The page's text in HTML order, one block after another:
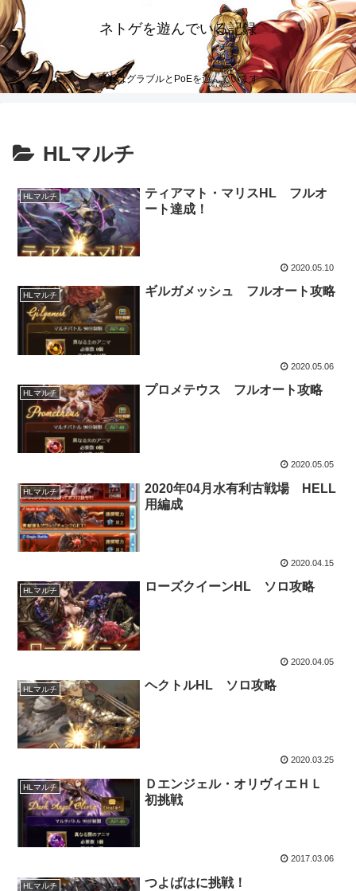
ネトゲを遊んでいる記録
最近はグラブルとPoEを遊んでいます
HLマルチ
HLマルチ
ティアマト・マリスHL フルオ
ート達成！
2020.05.10
HLマルチ ギルガメッシュ フルオート攻略
2020.05.06
HLマルチ プロメテウス フルオート攻略
2020.05.05
HLマルチ
2020年04月水有利古戦場 HELL
用編成
2020.04.15
HLマルチ ローズクイーンHL ソロ攻略
2020.04.05
HLマルチ ヘクトルHL ソロ攻略
2020.03.25
HLマルチ
Ｄエンジェル・オリヴィエＨＬ
初挑戦
2017.03.06
HLマルチ つよばはに挑戦！